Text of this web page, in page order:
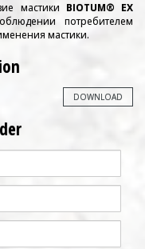
мастики BIOTUM® EX
потребителем
мастики.
DOWNLOAD